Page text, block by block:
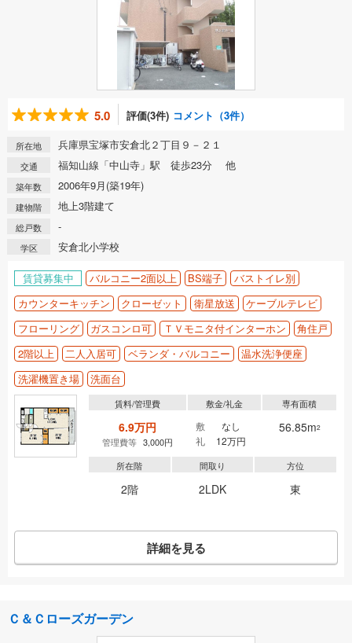
5.0 評価(3件) コメント（3件）
所在地 兵庫県宝塚市安倉北２丁目９－２１
交通 福知山線「中山寺」駅 徒歩23分 他
築年数 2006年9月(築19年)
建物階 地上3階建て
総戸数 -
学区 安倉北小学校
賃貸募集中 バルコニー2面以上 BS端子
バストイレ別
カウンターキッチン
クローゼット 衛星放送
ケーブルテレビ
フローリング
ガスコンロ可 ＴＶモニタ付インターホン
角住戸
2階以上
二人入居可 ベランダ・バルコニー
温水洗浄便座
洗濯機置き場
洗面台
賃料/管理費
6.9万円
管理費等 3,000円
敷金/礼金
敷
なし
礼
12万円
専有面積
56.85m2
所在階
2階
間取り
2LDK
方位
東
詳細を見る
Ｃ＆Ｃローズガーデン